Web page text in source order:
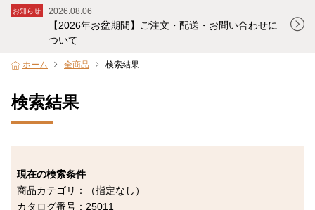
お知らせ 2026.08.06
【2026年お盆期間】ご注文・配送・お問い合わせに
ついて
ホーム 全商品 検索結果
検索結果
現在の検索条件
商品カテゴリ：（指定なし）
カタログ番号：25011